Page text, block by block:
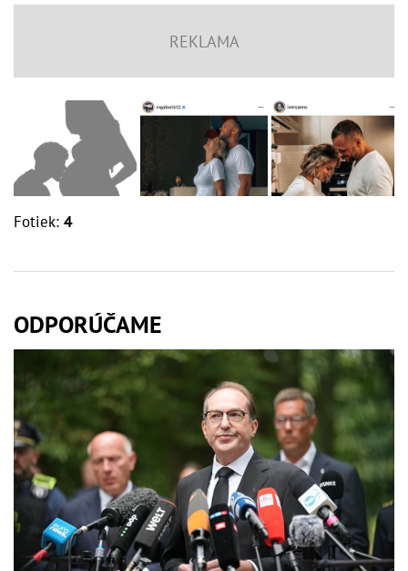
Fotiek: 4
ODPORÚČAME